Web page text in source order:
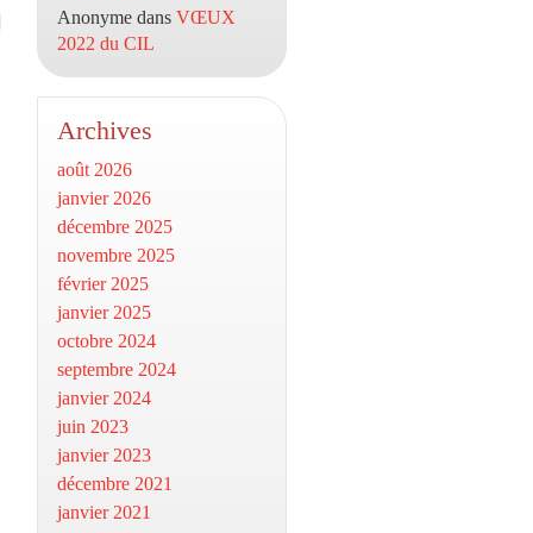
Anonyme dans VŒUX
2022 du CIL
Archives
août 2026
janvier 2026
décembre 2025
novembre 2025
février 2025
janvier 2025
octobre 2024
septembre 2024
janvier 2024
juin 2023
janvier 2023
décembre 2021
janvier 2021